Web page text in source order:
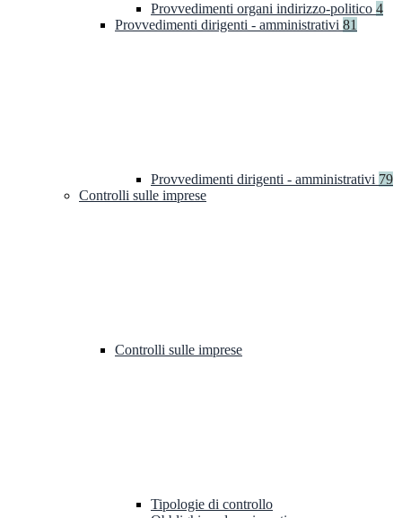
Provvedimenti organi indirizzo-politico 4
Provvedimenti dirigenti - amministrativi 81
Provvedimenti dirigenti - amministrativi 79
Controlli sulle imprese
Controlli sulle imprese
Tipologie di controllo